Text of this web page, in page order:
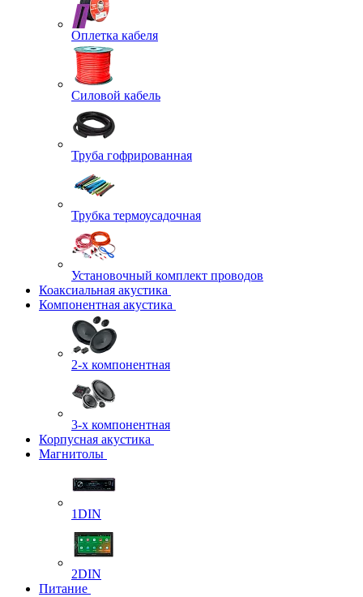
Оплетка кабеля
Силовой кабель
Труба гофрированная
Трубка термоусадочная
Установочный комплект проводов
Коаксиальная акустика
Компонентная акустика
2-х компонентная
3-х компонентная
Корпусная акустика
Магнитолы
1DIN
2DIN
Питание